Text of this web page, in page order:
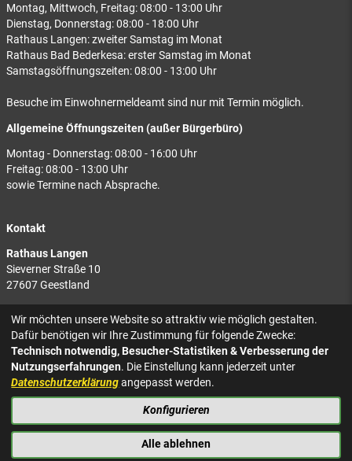
Montag, Mittwoch, Freitag: 08:00 - 13:00 Uhr
Dienstag, Donnerstag: 08:00 - 18:00 Uhr
Rathaus Langen: zweiter Samstag im Monat
Rathaus Bad Bederkesa: erster Samstag im Monat
Samstagsöffnungszeiten: 08:00 - 13:00 Uhr
Besuche im Einwohnermeldeamt sind nur mit Termin möglich.
Allgemeine Öffnungszeiten (außer Bürgerbüro)
Montag - Donnerstag: 08:00 - 16:00 Uhr
Freitag: 08:00 - 13:00 Uhr
sowie Termine nach Absprache.
Kontakt
Rathaus Langen
Sieverner Straße 10
27607 Geestland
Rathaus Bad Bederkesa
Am Markt 8
27624 Geestland
Tel.: 04743 937-2300
KONTAKT
IMPRESSUM
NACH OBEN
Wir möchten unsere Website so attraktiv wie möglich gestalten.
Dafür benötigen wir Ihre Zustimmung für folgende Zwecke:
Technisch notwendig, Besucher-Statistiken & Verbesserung der
Nutzungserfahrungen. Die Einstellung kann jederzeit unter
Datenschutzerklärungangepasst werden.
Konfigurieren
Alle ablehnen